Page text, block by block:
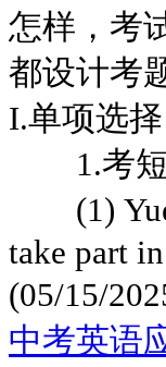
怎样，考
都设计考
I.单项选择
1.考短
(1) Yue
take part
(05/15/
中考英语